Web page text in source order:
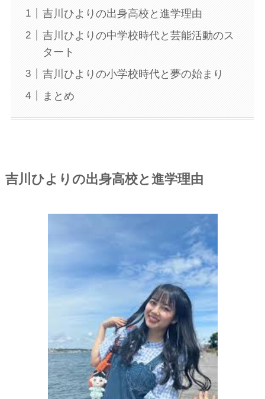
吉川ひよりの出身高校と進学理由
吉川ひよりの中学校時代と芸能活動のス
タート
吉川ひよりの小学校時代と夢の始まり
まとめ
吉川ひよりの出身高校と進学理由